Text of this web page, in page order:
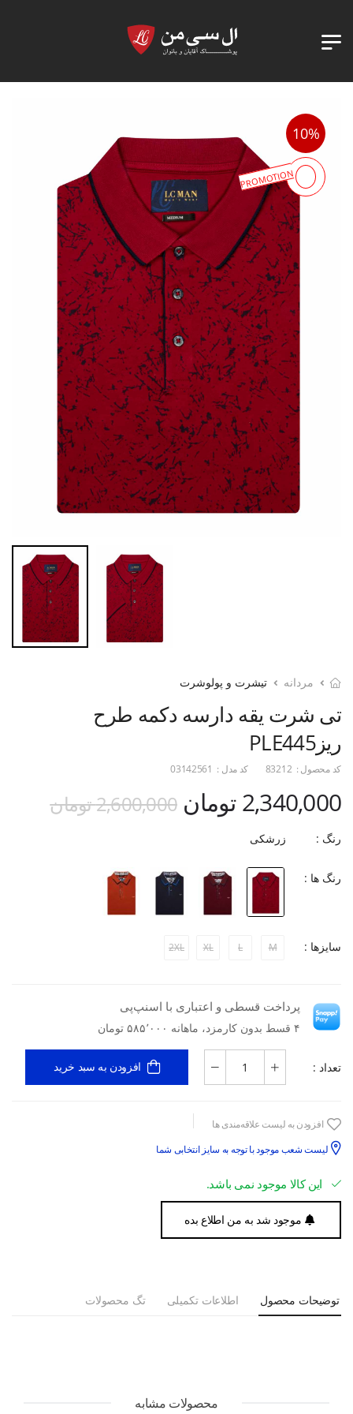
10%
PROMOTION
مردانه تیشرت و پولوشرت
تی شرت یقه دارسه دکمه طرح
ریزPLE445
کد محصول : 83212 کد مدل : 03142561
2,340,000 تومان 2,600,000 تومان
رنگ : زرشکی
رنگ ها :
سایزها : M
L
XL
2XL
پرداخت قسطی و اعتباری با اسنپ‌پی
۴ قسط بدون کارمزد، ماهانه ۵۸۵٬۰۰۰ تومان
تعداد : افزودن به سبد خرید
افزودن به لیست علاقه‌مندی ها
لیست شعب موجود با توجه به سایز انتخابی شما
این کالا موجود نمی باشد.
موجود شد به من اطلاع بده
توضیحات محصول اطلاعات تکمیلی تگ محصولات
محصولات مشابه